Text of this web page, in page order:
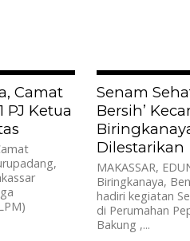
Camat
PJ Ketua
Senam
Bersih’
Dilestarikan
MAKASSAR,
Biringkanaya,
hadiri kegiatan
di Perumahan
Bakung ,...